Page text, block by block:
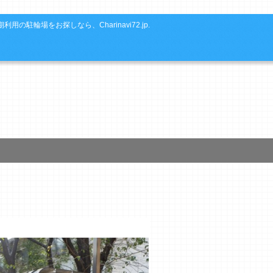
利用の駐輪場をお探しなら、Charinavi72.jp.